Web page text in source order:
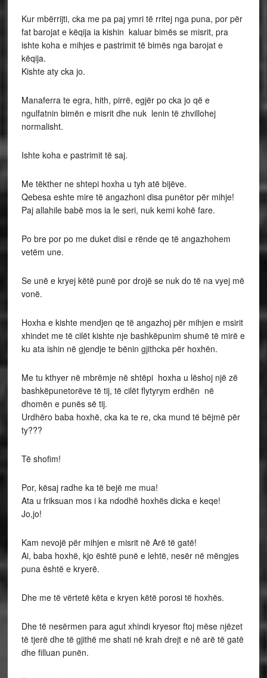
Kur mbërrijti, cka me pa paj ymri të rritej nga puna, por për
fat barojat e këqija ia kishin kaluar bimës se misrit, pra
ishte koha e mihjes e pastrimit të bimës nga barojat e
këqija.
Kishte aty cka jo.
Manaferra te egra, hith, pirrë, egjër po cka jo që e
ngulfatnin bimën e misrit dhe nuk lenin të zhvillohej
normalisht.
Ishte koha e pastrimit të saj.
Me tëkther ne shtepi hoxha u tyh atë bijëve.
Qebesa eshte mire të angazhoni disa punëtor për mihje!
Paj allahile babë mos ia le seri, nuk kemi kohë fare.
Po bre por po me duket disi e rënde qe të angazhohem
vetëm une.
Se unë e kryej këtë punë por drojë se nuk do të na vyej më
vonë.
Hoxha e kishte mendjen qe të angazhoj për mihjen e msirit
xhindet me të cilët kishte nje bashkëpunim shumë të mirë e
ku ata ishin në gjendje te bënin gjithcka për hoxhën.
Me tu kthyer në mbrëmje në shtëpi hoxha u lëshoj një zë
bashkëpunetorëve të tij, të cilët flytyrym erdhën në
dhomën e punës së tij.
Urdhëro baba hoxhë, cka ka te re, cka mund të bëjmë për
ty???
Të shofim!
Por, kësaj radhe ka të bejë me mua!
Ata u friksuan mos i ka ndodhë hoxhës dicka e keqe!
Jo,jo!
Kam nevojë për mihjen e misrit në Arë të gatë!
Ai, baba hoxhë, kjo është punë e lehtë, nesër në mëngjes
puna është e kryerë.
Dhe me të vërtetë këta e kryen këtë porosi të hoxhës.
Dhe të nesërmen para agut xhindi kryesor ftoj mëse njëzet
të tjerë dhe të gjithë me shati në krah drejt e në arë të gatë
dhe filluan punën.